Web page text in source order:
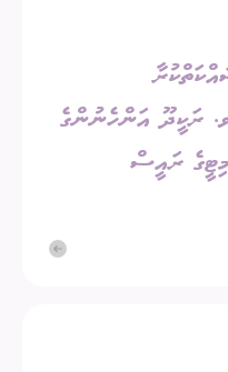
2026 - ވ. ރަކީދޫ އަންހެނުންގެ
ރައީސް